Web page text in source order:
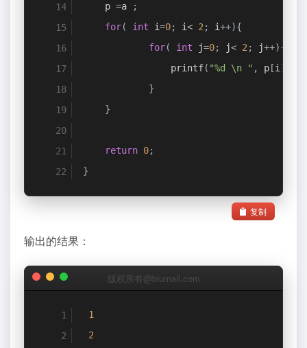
    p
=a
;
for( int i=0; i< 2 ; i++){
for( int j=0; j< 2 ; j++){
                printf
( "%d \n " , p [i ][
}
}
return 0;
}
复制
输出的结果：
版权所有@biumall.com
1
2